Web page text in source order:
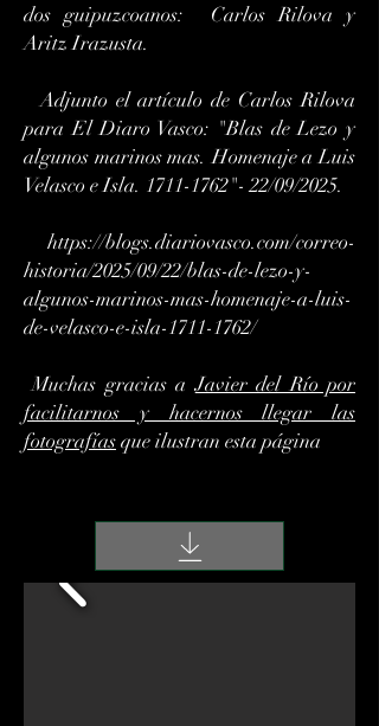
dos guipuzcoanos: Carlos Rilova y
Aritz Irazusta.
Adjunto el artículo de Carlos Rilova
para El Diaro Vasco: "Blas de Lezo y
algunos marinos mas. Homenaje a Luis
Velasco e Isla. 1711-1762"- 22/09/2025.
https://blogs.diariovasco.com/correo-
historia/2025/09/22/blas-de-lezo-y-
algunos-marinos-mas-homenaje-a-luis-
de-velasco-e-isla-1711-1762/
Muchas gracias aJavier del Río por
facilitarnos y hacernos llegar las
fotografíasque ilustran esta página